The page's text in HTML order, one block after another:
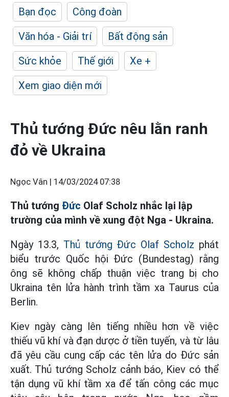
Bạn đọc
Công đoàn
Văn hóa - Giải trí
Bất động sản
Sức khỏe
Thế giới
Xe +
Xem giao diện mới
Thủ tướng Đức nêu lằn ranh
đỏ về Ukraina
Ngọc Vân | 14/03/2024 07:38
Thủ tướng Đức Olaf Scholz nhắc lại lập
trường của mình về xung đột Nga - Ukraina.
Ngày 13.3, Thủ tướng Đức Olaf Scholz phát
biểu trước Quốc hội Đức (Bundestag) rằng
ông sẽ không chấp thuận việc trang bị cho
Ukraina tên lửa hành trình tầm xa Taurus của
Berlin.
Kiev ngày càng lên tiếng nhiều hơn về việc
thiếu vũ khí và đạn dược ở tiền tuyến, và từ lâu
đã yêu cầu cung cấp các tên lửa do Đức sản
xuất. Thủ tướng Scholz cảnh báo, Kiev có thể
tận dụng vũ khí tầm xa để tấn công các mục